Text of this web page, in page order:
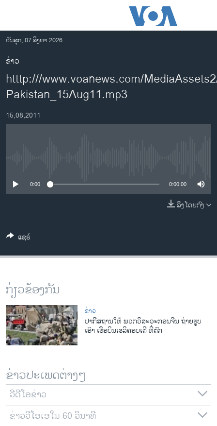
ເຂົ້າ
ຫາ
ຂ້າມ
ຂ້າມ
ຂ້າມ
ໄປ
ຫາ
ຊອກ
ອາເມຣິກາ
ການເລືອກຕັ້ງ ປະທານາທີບໍດີ ສະຫະລັດ 2024
ຂ່າວ​ຈີນ
ຊີວິດຊາວລາວ
ທຸລະກິດ
ພາສາອັງກິດ
ສຽງ
ລາຍການກະຈາຍສຽງ
ລາຍງານ
ຕິດຕາມພວກເຮົາ ທີ່
ພາສາຕ່າງໆ
ວັນສຸກ, 07 ສິງຫາ 2026
ຂ່າວ
htttp:///www.voanews.com/
Pakistan_15Aug11.mp3
15,08,2011
0:00 0:00:00
ລິງໂດຍກົງ
ແຊຣ໌
ກ່ຽວຂ້ອງກັນ
ຂ່າວ
ປາ​ກີ​ສຖາ​ນໃຫ້ ພວກ​ວິສະວະກອນຈີນ ຖ່າຍຮູບ​
ເອົາ ເຮືອບິນເຮ​ລິ​ຄອບເຕີ ທີ່ຕົກ
ຂ່າວປະເພດຕ່າງໆ
ວີດີໂອຂ່າວ
ຂ່າວວີໂອເອໃນ 60 ວິນາທີ